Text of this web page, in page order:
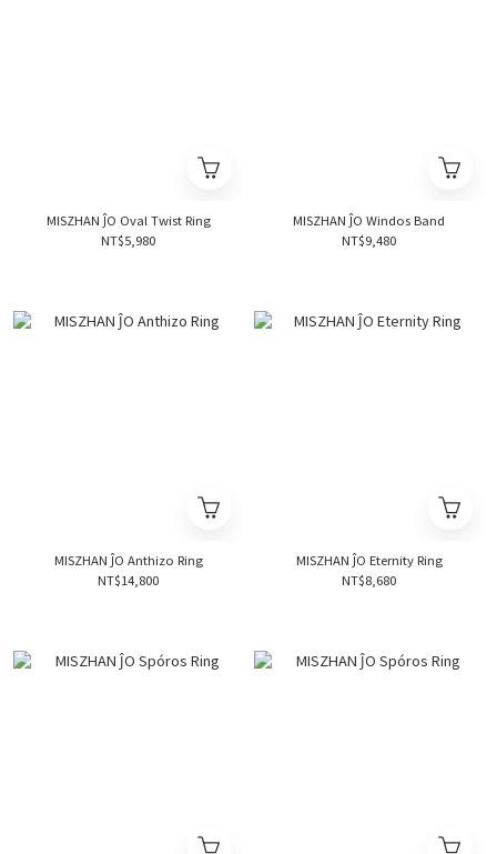
MISZHAN ĴO Oval Twist Ring
NT$5,980
MISZHAN ĴO Windos Band
NT$9,480
MISZHAN ĴO Anthizo Ring
NT$14,800
MISZHAN ĴO Eternity Ring
NT$8,680